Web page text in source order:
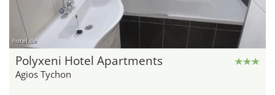
hotel.de
Polyxeni Hotel Apartments
Agios Tychon